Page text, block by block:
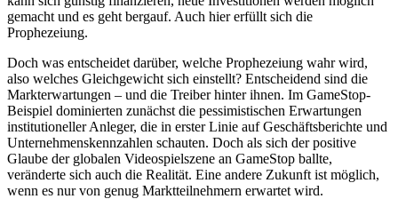
gemacht und es geht bergauf. Auch hier erfüllt sich die
Prophezeiung.
Doch was entscheidet darüber, welche Prophezeiung wahr wird,
also welches Gleichgewicht sich einstellt? Entscheidend sind die
Markterwartungen – und die Treiber hinter ihnen. Im GameStop-
Beispiel dominierten zunächst die pessimistischen Erwartungen
institutioneller Anleger, die in erster Linie auf Geschäftsberichte und
Unternehmenskennzahlen schauten. Doch als sich der positive
Glaube der globalen Videospielszene an GameStop ballte,
veränderte sich auch die Realität. Eine andere Zukunft ist möglich,
wenn es nur von genug Marktteilnehmern erwartet wird.